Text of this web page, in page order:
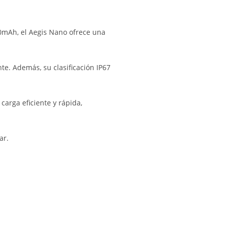
el Aegis Nano ofrece una
Además, su clasificación IP67
eficiente y rápida,